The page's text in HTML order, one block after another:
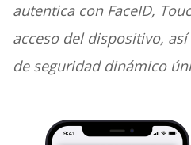
autentica con FaceID,
acceso del dispositivo,
de seguridad dinámico